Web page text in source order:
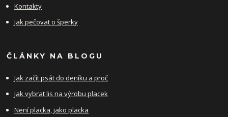
Kontakty
Jak pečovat o šperky
ČLÁNKY NA BLOGU
Jak začít psát do deníku a proč
Jak vybrat lis na výrobu placek
Není placka, jako placka